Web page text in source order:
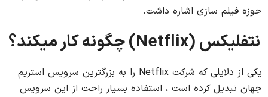
حوزه فیلم سازی اشاره داشت.
نتفلیکس (Netflix) چگونه کار میکند؟
یکی از دلایلی که شرکت Netflix را به بزرگترین سرویس استریم
جهان تبدیل کرده است ، استفاده بسیار راحت از این سرویس